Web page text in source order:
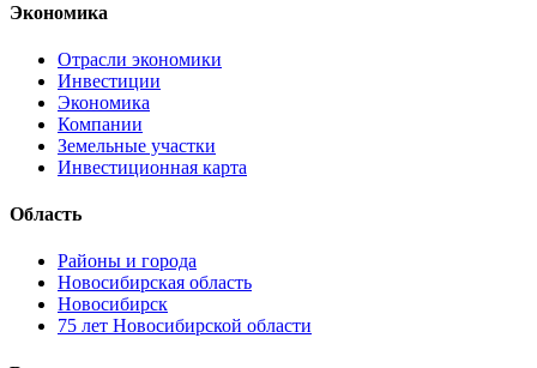
Экономика
Отрасли экономики
Инвестиции
Экономика
Компании
Земельные участки
Инвестиционная карта
Область
Районы и города
Новосибирская область
Новосибирск
75 лет Новосибирской области